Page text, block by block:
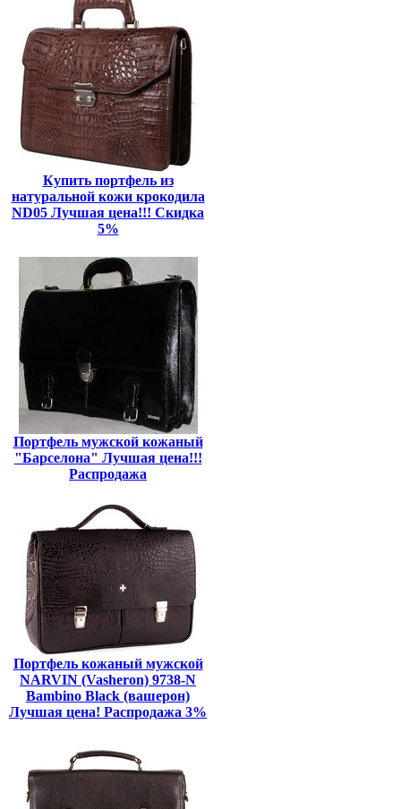
Купить портфель из
натуральной кожи крокодила
ND05 Лучшая цена!!! Скидка
5%
Портфель мужской кожаный
"Барселона" Лучшая цена!!!
Распродажа
Портфель кожаный мужской
NARVIN (Vasheron) 9738-N
Bambino Black (вашерон)
Лучшая цена! Распродажа 3%